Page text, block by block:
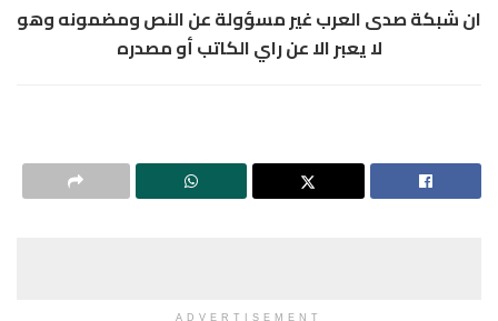
ان شبكة صدى العرب غير مسؤولة عن النص ومضمونه وهو
لا يعبر الا عن راي الكاتب أو مصدره
ADVERTISEMENT